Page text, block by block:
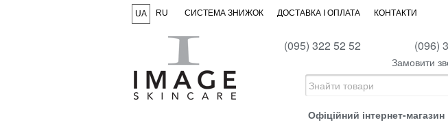
UA RU СИСТЕМА ЗНИЖОК ДОСТАВКА І ОПЛАТА КОНТАКТИ
Офіційний інтернет-
(095) 322 52 52 (096)
Замовити